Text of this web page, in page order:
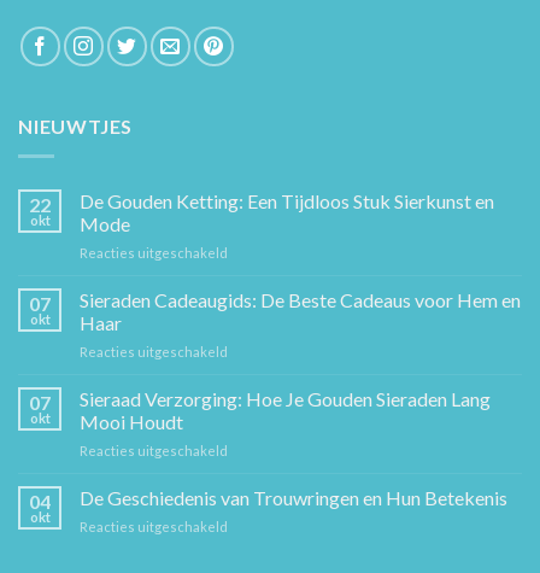
NIEUWTJES
22
okt
De Gouden Ketting: Een Tijdloos Stuk Sierkunst en
Mode
Reacties uitgeschakeld
Gouden
Ketting:
Sierkunst
en
07
okt
Sieraden Cadeaugids: De Beste Cadeaus voor Hem en
Haar
Reacties uitgeschakeld
Cadeaugids:
De
Hem
07
okt
Sieraad Verzorging: Hoe Je Gouden Sieraden Lang
Mooi Houdt
Reacties uitgeschakeld
Verzorging:
Hoe
04
okt
De Geschiedenis van Trouwringen en Hun Betekenis
Reacties uitgeschakeld